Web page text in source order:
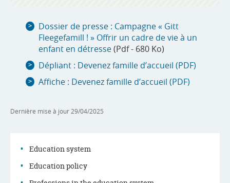
Dossier de presse : Campagne « Gitt
Fleegefamill ! » Offrir un cadre de vie à un
enfant en détresse(Pdf - 680 Ko)
Dépliant : Devenez famille d’accueil (PDF)
Affiche : Devenez famille d’accueil (PDF)
Dernière mise à jour29/04/2025
Education system
Education policy